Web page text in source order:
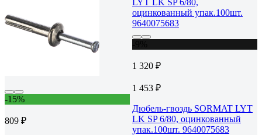
-15%
809 ₽
1 320 ₽
1 453 ₽
Дюбель-гвоздь SORMAT LYT
LK SP 6/80, оцинкованный
упак.100шт. 9640075683